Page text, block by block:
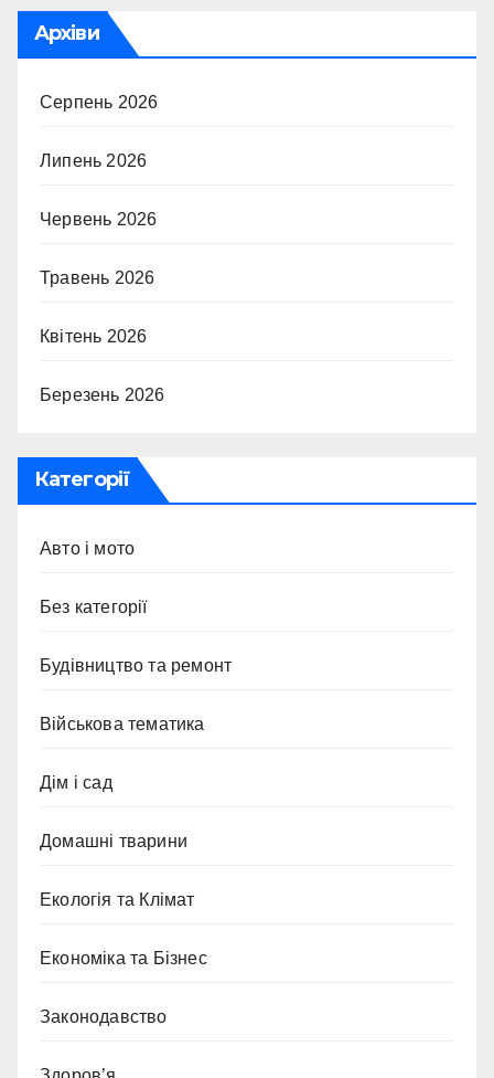
Архіви
Серпень 2026
Липень 2026
Червень 2026
Травень 2026
Квітень 2026
Березень 2026
Категорії
Авто і мото
Без категорії
Будівництво та ремонт
Військова тематика
Дім і сад
Домашні тварини
Екологія та Клімат
Економіка та Бізнес
Законодавство